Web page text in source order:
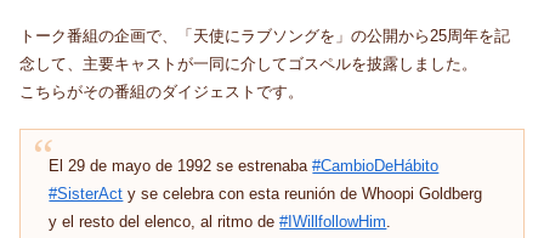
トーク番組の企画で、「天使にラブソングを」の公開から25周年を記
念して、主要キャストが一同に介してゴスペルを披露しました。
こちらがその番組のダイジェストです。
El 29 de mayo de 1992 se estrenaba#CambioDeHábito
#SisterAct y se celebra con esta reunión de Whoopi Goldberg
y el resto del elenco, al ritmo de#IWillfollowHim